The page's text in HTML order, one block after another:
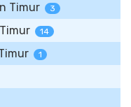
Timur 3
14
1